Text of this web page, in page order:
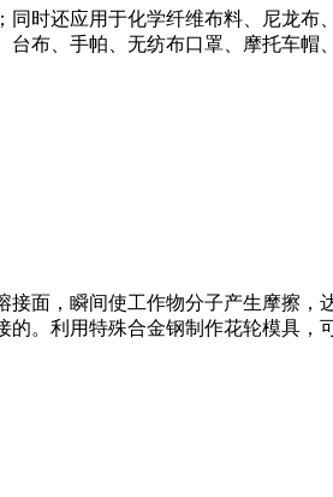
时还应用于化学纤维布料、尼龙
布、手帕、无纺布口罩、摩托车帽
面，瞬间使工作物分子产生摩擦
。利用特殊合金钢制作花轮模具